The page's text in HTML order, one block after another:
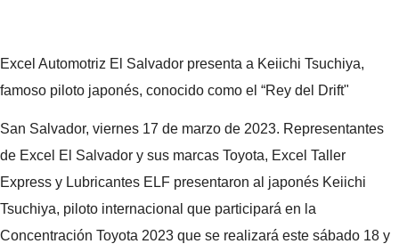
Excel Automotriz El Salvador presenta a Keiichi Tsuchiya,
famoso piloto japonés, conocido como el “Rey del Drift"
San Salvador, viernes 17 de marzo de 2023. Representantes
de Excel El Salvador y sus marcas Toyota, Excel Taller
Express y Lubricantes ELF presentaron al japonés Keiichi
Tsuchiya, piloto internacional que participará en la
Concentración Toyota 2023 que se realizará este sábado 18 y